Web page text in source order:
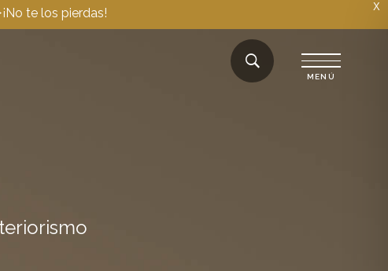
X
te los pierdas!